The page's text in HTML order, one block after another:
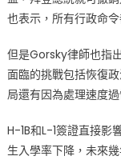
也表示，所有行政命
但是Gorsky律師也指
面臨的挑戰包括恢復
局還有因為處理速度
H-1B和L-1簽證直接影
生入學率下降，未來